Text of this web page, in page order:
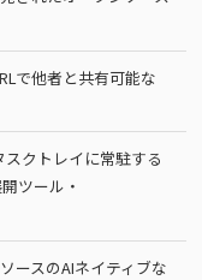
で他者と共有可能な
クトレイに常駐する
ツール・
ースのAIネイティブな